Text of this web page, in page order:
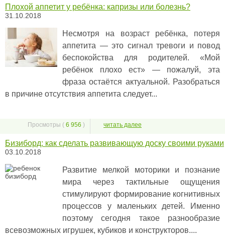
Плохой аппетит у ребёнка: капризы или болезнь?
31.10.2018
Несмотря на возраст ребёнка, потеря
аппетита — это сигнал тревоги и повод
беспокойства для родителей. «Мой
ребёнок плохо ест» — пожалуй, эта
фраза остаётся актуальной. Разобраться
в причине отсутствия аппетита следует...
Просмотры ( 6 956 ) читать далее
Бизиборд: как сделать развивающую доску своими руками
03.10.2018
Развитие мелкой моторики и познание
мира через тактильные ощущения
стимулируют формирование когнитивных
процессов у маленьких детей. Именно
поэтому сегодня такое разнообразие
всевозможных игрушек, кубиков и конструкторов....